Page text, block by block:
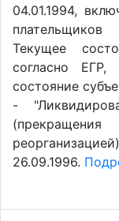
04.01.1994,
Текущее
согласно
состояние
-
26.09.1996.